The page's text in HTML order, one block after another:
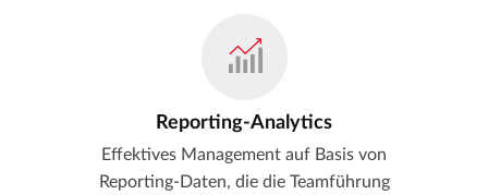
Reporting-Analytics
Effektives Management auf Basis von
Reporting-Daten, die die Teamführung